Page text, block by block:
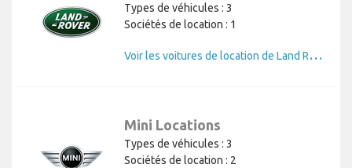
Types de véhicules : 3
Sociétés de location : 1
V
oir les voitures de location de Land Rover
Mini Locations
Types de véhicules : 3
Sociétés de location : 2